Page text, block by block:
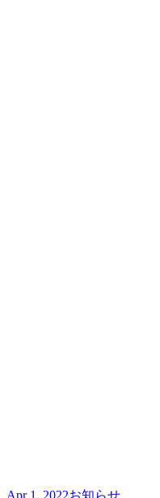
Apr 1, 2022お知らせ